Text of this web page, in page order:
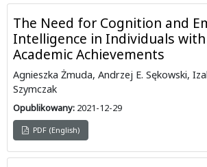
The Need for Cognition and
Intelligence in Individuals
Academic Achievements
Agnieszka Żmuda, Andrzej E. Sękowski,
Szymczak
Opublikowany: 2021-12-29
PDF (English)